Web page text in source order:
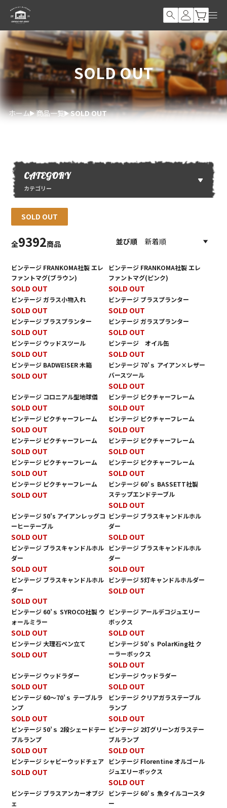
SOLD OUT
ホーム 商品一覧 SOLD OUT
CATEGORY
カテゴリー
SOLD OUT
全9392商品 並び順
ビンテージ FRANKOMA社製 エレ
ファントマグ(ブラウン)
SOLD OUT
ビンテージ FRANKOMA社製 エレ
ファントマグ(ピンク)
SOLD OUT
ビンテージ ガラス小物入れ
SOLD OUT
ビンテージ ブラスプランター
SOLD OUT
ビンテージ ブラスプランター
SOLD OUT
ビンテージ ガラスプランター
SOLD OUT
ビンテージ ウッドスツール
SOLD OUT
ビンテージ オイル缶
SOLD OUT
ビンテージ BADWEISER 木箱
SOLD OUT
ビンテージ 70’ｓ アイアン×レザー
バースツール
SOLD OUT
ビンテージ コロニアル型地球儀
SOLD OUT
ビンテージ ピクチャーフレーム
SOLD OUT
ビンテージ ピクチャーフレーム
SOLD OUT
ビンテージ ピクチャーフレーム
SOLD OUT
ビンテージ ピクチャーフレーム
SOLD OUT
ビンテージ ピクチャーフレーム
SOLD OUT
ビンテージ ピクチャーフレーム
SOLD OUT
ビンテージ ピクチャーフレーム
SOLD OUT
ビンテージ ピクチャーフレーム
SOLD OUT
ビンテージ 60’ｓ BASSETT社製
ステップエンドテーブル
SOLD OUT
ビンテージ 50's アイアンレッグコ
ーヒーテーブル
SOLD OUT
ビンテージ ブラスキャンドルホル
ダー
SOLD OUT
ビンテージ ブラスキャンドルホル
ダー
SOLD OUT
ビンテージ ブラスキャンドルホル
ダー
SOLD OUT
ビンテージ ブラスキャンドルホル
ダー
SOLD OUT
ビンテージ 5灯キャンドルホルダー
SOLD OUT
ビンテージ 60’ｓ SYROCO社製 ウ
ォールミラー
SOLD OUT
ビンテージ アールデコジュエリー
ボックス
SOLD OUT
ビンテージ 大理石ペン立て
SOLD OUT
ビンテージ 50’ｓ PolarKing社 ク
ーラーボックス
SOLD OUT
ビンテージ ウッドラダー
SOLD OUT
ビンテージ ウッドラダー
SOLD OUT
ビンテージ 60～70’ｓ テーブルラ
ンプ
SOLD OUT
ビンテージ クリアガラステーブル
ランプ
SOLD OUT
ビンテージ 50’ｓ 2段シェードテー
ブルランプ
SOLD OUT
ビンテージ 2灯グリーンガラステー
ブルランプ
SOLD OUT
ビンテージ シャビーウッドチェア
SOLD OUT
ビンテージ Florentine オルゴール
ジュエリーボックス
SOLD OUT
ビンテージ ブラスアンカーオブジ
ェ
ビンテージ 60’ｓ 魚タイルコースタ
ー